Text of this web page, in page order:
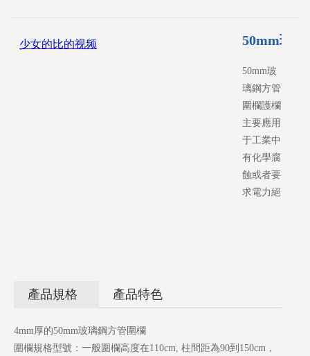
50mm玻
50mm玻
璃鋼方管
圍欄護欄
主要應用
于工業中
有化學腐
蝕或者要
求電力絕
產品規格 產品特色
4mm厚的50mm玻璃鋼方管圍欄
圍欄規格型號：一般圍欄高度在110cm, 柱間距為90到150cm，